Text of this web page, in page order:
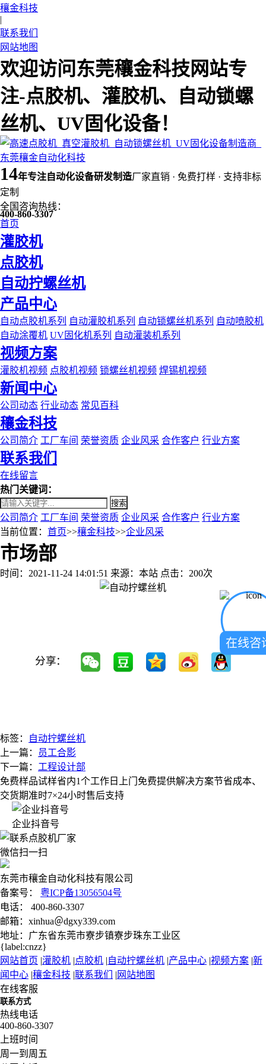
穰金科技
|
联系我们
网站地图
欢迎访问东莞穰金科技网站专
注-点胶机、灌胶机、自动锁螺
丝机、UV固化设备！
14年专注自动化设备研发制造厂家直销 · 免费打样 · 支持非标
定制
全国咨询热线：
400-860-3307
首页
灌胶机
点胶机
自动拧螺丝机
产品中心
自动点胶机系列 自动灌胶机系列 自动锁螺丝机系列 自动喷胶机
自动涂覆机 UV固化机系列 自动灌装机系列
视频方案
灌胶机视频 点胶机视频 锁螺丝机视频 焊锡机视频
新闻中心
公司动态 行业动态 常见百科
穰金科技
公司简介 工厂车间 荣誉资质 企业风采 合作客户 行业方案
联系我们
在线留言
热门关键词：
搜索
公司简介 工厂车间 荣誉资质 企业风采 合作客户 行业方案
当前位置： 首页>>穰金科技>>企业风采
市场部
时间：2021-11-24 14:01:51 来源：本站 点击：200次
分享：
标签：
自动拧螺丝机
上一篇：
员工合影
下一篇： 工程设计部
免费样品试样省内1个工作日上门 免费提供解决方案节省成本、
交货期准时7×24小时售后支持
企业抖音号
微信扫一扫
东莞市穰金自动化科技有限公司
备案号： 粤ICP备13056504号
电话： 400-860-3307
邮箱：xinhua＠dgxy339.com
地址：广东省东莞市寮步镇寮步珠东工业区
{label:cnzz}
网站首页 |灌胶机 |点胶机 |自动拧螺丝机 |产品中心 |视频方案 |新
闻中心 |穰金科技 |联系我们 | 网站地图
在线客服
联系方式
热线电话
400-860-3307
上班时间
周一到周五
在线咨